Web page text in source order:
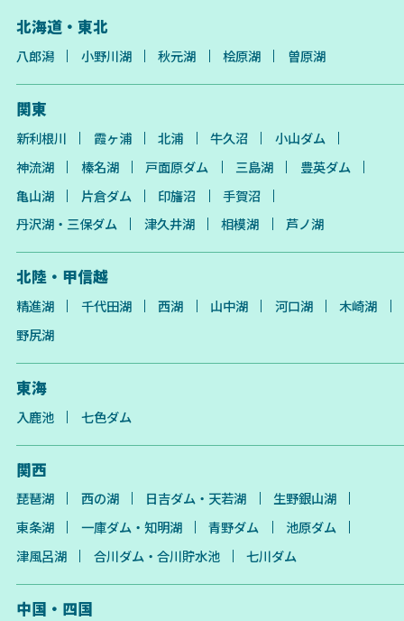
北海道・東北
八郎潟 小野川湖 秋元湖 桧原湖 曽原湖
関東
新利根川 霞ヶ浦 北浦 牛久沼
小山ダム
神流湖
榛名湖 戸面原ダム 三島湖
豊英ダム
亀山湖
片倉ダム 印旛沼
手賀沼
丹沢湖・三保ダム
津久井湖 相模湖 芦ノ湖
北陸・甲信越
精進湖 千代田湖 西湖 山中湖 河口湖
木崎湖
野尻湖
東海
入鹿池 七色ダム
関西
琵琶湖 西の湖 日吉ダム・天若湖
生野銀山湖
東条湖
一庫ダム・知明湖 青野ダム
池原ダム
津風呂湖
合川ダム・合川貯水池 七川ダム
中国・四国